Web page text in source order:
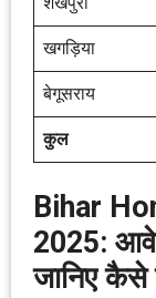
खगड़िया
बेगूसराय
कुल
Bihar
2025:
जानिए कैसे